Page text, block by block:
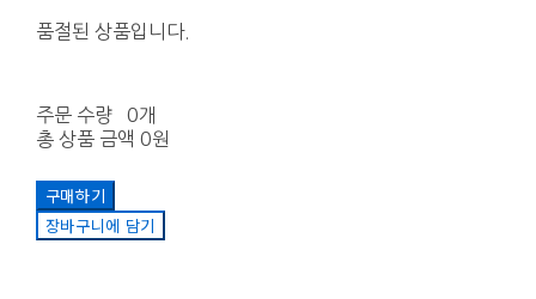
품절된 상품입니다.
주문 수량
0개
총 상품 금액 0원
구매하기
장바구니에 담기